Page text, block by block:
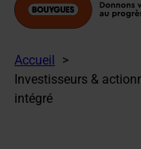
Accueil
Investisseurs &
intégré